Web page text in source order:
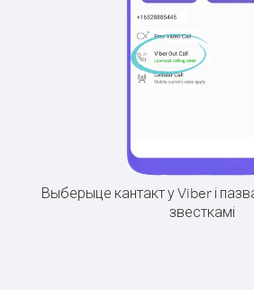
Выберыце кантакт у Viber і
звесткамі